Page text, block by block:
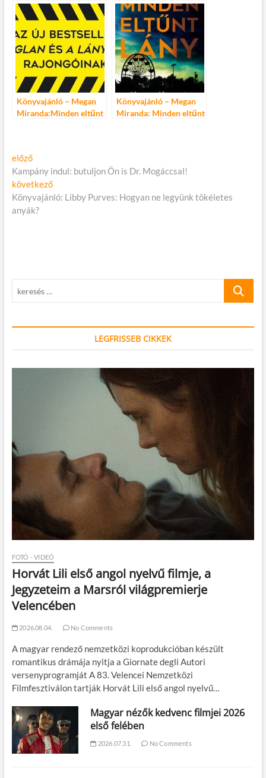
Könyvajánló – Megan
Miranda:Minden eltűnt
Könyvajánló – Megan
Miranda: Minden eltűnt
Bejegyzés
navigáció
előzőElőző
cikk:
Kampány indul: butuljon Ön is Dr. Mogáccsal!
következőKövetkező
cikk:
Könyvajánló: Libby Purves: Hogyan ne legyünk tökéletes
anyák?
keresés
LEGFRISSEB CIKKEK
FOTÓ - VIDEÓ
Horvát Lili első angol nyelvű filmje, a
Jegyzeteim a Marsról világpremierje
Velencében
2026.08.04. No Comments
A magyar rendező nemzetközi koprodukcióban készült
romantikus drámája nyitja a Giornate degli Autori
versenyprogramját A 83. Velencei Nemzetközi
Filmfesztiválon tartják Horvát Lili első angol nyelvű…
Magyar nézők kedvenc filmjei 2026
első felében
2026.07.31. No Comments